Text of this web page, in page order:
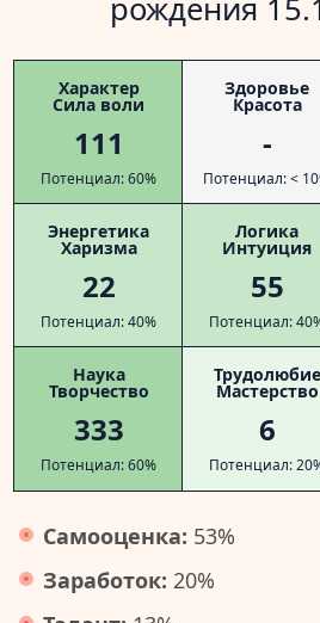
рождения
Характер
Сила воли
111
Потенциал: 60%
Здоровье
Красота
-
Потенциал: <
Энергетика
Харизма
22
Потенциал: 40%
Логика
Интуиция
55
Потенциал:
Наука
Творчество
333
Потенциал: 60%
Трудолюбие
Мастерство
6
Потенциал:
Самооценка: 53%
Заработок: 20%